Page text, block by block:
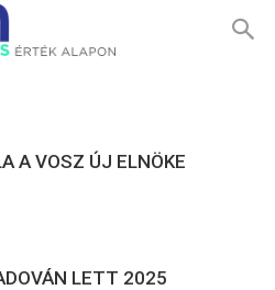
A VOSZ ÚJ ELNÖKE
LETT 2025